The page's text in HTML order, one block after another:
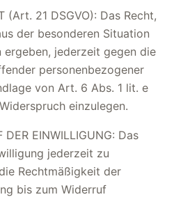
(Art. 21 DSGVO): Das Recht,
der besonderen Situation
jederzeit gegen die
personenbezogener
von Art. 6 Abs. 1 lit. e
einzulegen.
DER EINWILLIGUNG: Das
jederzeit zu
Rechtmäßigkeit der
bis zum Widerruf